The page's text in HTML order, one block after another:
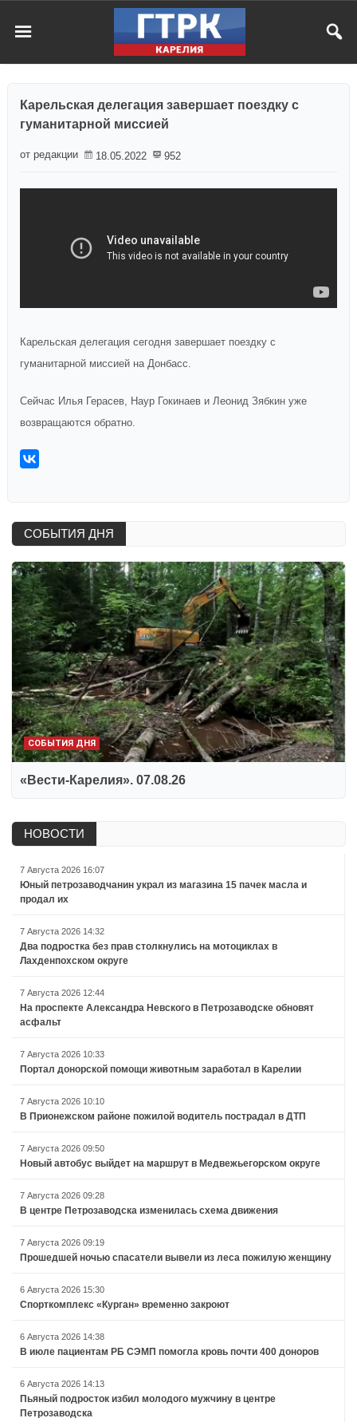
Карельская делегация завершает поездку с
гуманитарной миссией
от редакции 18.05.2022 952
Карельская делегация сегодня завершает поездку с
гуманитарной миссией на Донбасс.
Сейчас Илья Герасев, Наур Гокинаев и Леонид Зябкин уже
возвращаются обратно.
СОБЫТИЯ ДНЯ
СОБЫТИЯ ДНЯ
«Вести-Карелия». 07.08.26
НОВОСТИ
7 Августа 2026 16:07
Юный петрозаводчанин украл из магазина 15 пачек масла и
продал их
7 Августа 2026 14:32
Два подростка без прав столкнулись на мотоциклах в
Лахденпохском округе
7 Августа 2026 12:44
На проспекте Александра Невского в Петрозаводске обновят
асфальт
7 Августа 2026 10:33
Портал донорской помощи животным заработал в Карелии
7 Августа 2026 10:10
В Прионежском районе пожилой водитель пострадал в ДТП
7 Августа 2026 09:50
Новый автобус выйдет на маршрут в Медвежьегорском округе
7 Августа 2026 09:28
В центре Петрозаводска изменилась схема движения
7 Августа 2026 09:19
Прошедшей ночью спасатели вывели из леса пожилую женщину
6 Августа 2026 15:30
Спорткомплекс «Курган» временно закроют
6 Августа 2026 14:38
В июле пациентам РБ СЭМП помогла кровь почти 400 доноров
6 Августа 2026 14:13
Пьяный подросток избил молодого мужчину в центре
Петрозаводска